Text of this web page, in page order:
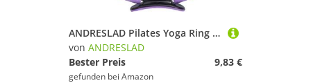
ANDRESLAD Pilates Yoga Ring Widerstandsring Fitness Zubehör für Balance und Flexibilität rutschfest Langlebig für Anfänger und Fortgeschrittene Geeignet Trainingshilfe für Oberschenkel
von ANDRESLAD
Bester Preis
9,83 €
gefunden bei Amazon